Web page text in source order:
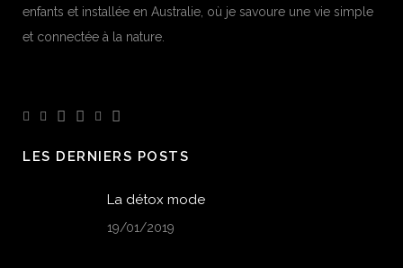
enfants et installée en Australie, où je savoure une vie simple
et connectée à la nature.
LES DERNIERS POSTS
La détox mode
19/01/2019